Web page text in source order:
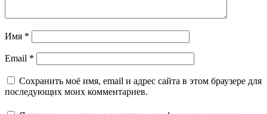
Имя *
Email *
Сохранить моё имя, email и адрес сайта в этом браузере для
последующих моих комментариев.